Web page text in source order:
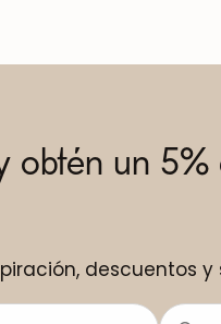
obtén un
descuentos